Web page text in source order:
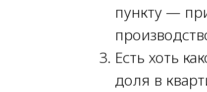
пункту —
Есть хоть
доля в